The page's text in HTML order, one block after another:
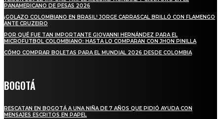
PANAMERICANO DE PESAS 2026
¡GOLAZO COLOMBIANO EN BRASIL! JORGE CARRASCAL BRILLÓ CON FLAMENGO
ANTE CRUZEIRO
POR QUÉ FUE TAN IMPORTANTE GIOVANNI HERNÁNDEZ PARA EL
MICROFUTBOL COLOMBIANO: HASTA LO COMPARAN CON JHON PINILLA
CÓMO COMPRAR BOLETAS PARA EL MUNDIAL 2026 DESDE COLOMBIA
BOGOTÁ
RESCATAN EN BOGOTÁ A UNA NIÑA DE 7 AÑOS QUE PIDIÓ AYUDA CON
MENSAJES ESCRITOS EN PAPEL